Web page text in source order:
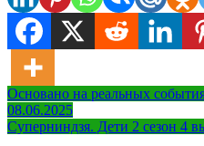
Навигация
по
Основано на реальных
08.06.2025
Суперниндзя. Дети 2 сезон 4